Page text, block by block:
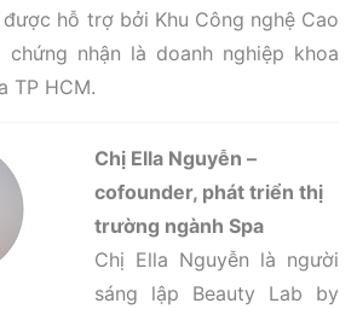
hỗ trợ bởi Khu Công nghệ Cao
nhận là doanh nghiệp khoa
TP HCM.
Chị Ella Nguyễn –
cofounder, phát triển thị
trường ngành Spa
Chị Ella Nguyễn là người
sáng lập Beauty Lab by